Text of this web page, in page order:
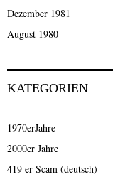
Dezember 1981
August 1980
KATEGORIEN
1970erJahre
2000er Jahre
419 er Scam (deutsch)